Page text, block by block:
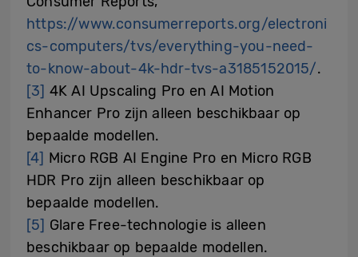
https://www.consumerreports.org/electroni
cs-computers/tvs/everything-you-need-
to-know-about-4k-hdr-tvs-a3185152015/.
[3] 4K AI Upscaling Pro en AI Motion
Enhancer Pro zijn alleen beschikbaar op
bepaalde modellen.
[4] Micro RGB AI Engine Pro en Micro RGB
HDR Pro zijn alleen beschikbaar op
bepaalde modellen.
[5] Glare Free-technologie is alleen
beschikbaar op bepaalde modellen.